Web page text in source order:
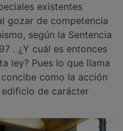
existentes
gozar de competencia
según la Sentencia
. ¿Y cuál es entonces
ley? Pues lo que llama
como la acción
de carácter